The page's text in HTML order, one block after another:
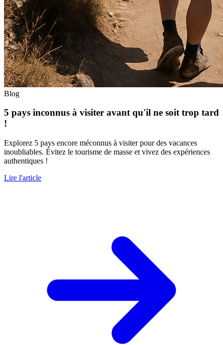
Blog
5 pays inconnus à visiter avant qu'il ne soit trop tard
!
Explorez 5 pays encore méconnus à visiter pour des vacances
inoubliables. Évitez le tourisme de masse et vivez des expériences
authentiques !
Lire l'article